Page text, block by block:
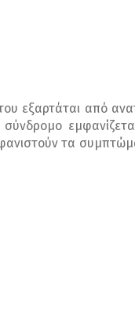
εξαρτάται από
τα